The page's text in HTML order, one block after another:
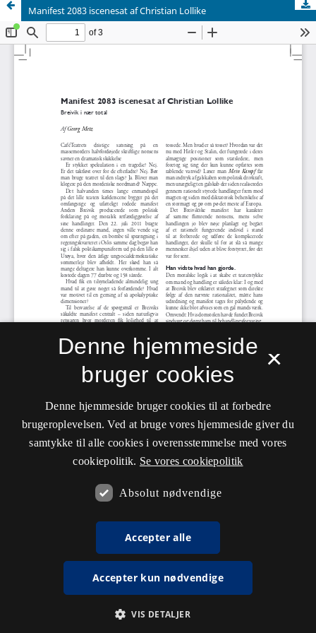
Manifest 2083 iscenesat af Christian Lollike
×
Denne hjemmeside
bruger cookies
Denne hjemmeside bruger cookies til at forbedre
brugeroplevelsen. Ved at bruge vores hjemmeside giver du
samtykke til alle cookies i overensstemmelse med vores
cookiepolitik. Se vores cookiepolitik
Absolut nødvendige
Accepter alle
Accepter kun nødvendige
VIS DETALJER